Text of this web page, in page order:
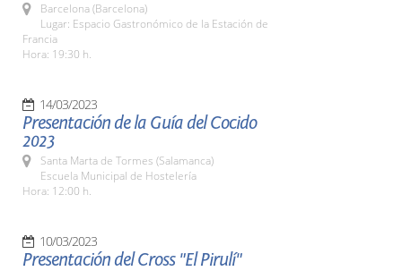
Barcelona (Barcelona)
Lugar: Espacio Gastronómico de la Estación de
Francia
Hora: 19:30 h.
14/03/2023
Presentación de la Guía del Cocido
2023
Santa Marta de Tormes (Salamanca)
Escuela Municipal de Hostelería
Hora: 12:00 h.
10/03/2023
Presentación del Cross "El Pirulí"